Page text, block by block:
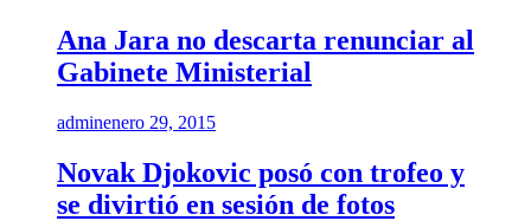
Ana Jara no descarta renunciar al
Gabinete Ministerial
adminenero 29, 2015
Novak Djokovic posó con trofeo y
se divirtió en sesión de fotos